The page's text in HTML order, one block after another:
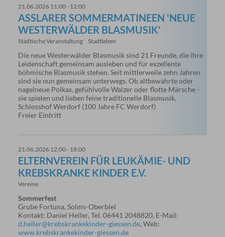
21.06.2026 11:00 - 12:00
ASSLARER SOMMERMATINEEN 'NEUE W
ESTERWÄLDER BLASMUSIK'
Städtische Veranstaltung Stadtleben
Die neue Westerwälder Blasmusik sind 21 Freunde, die ihre
Leidenschaft gemeinsam ausleben und für exzellente
böhmische Blasmusik stehen. Seit mittlerweile zehn Jahren
sind sie nun gemeinsam unterwegs. Ob altbewährte oder
nagelneue Polkas, gefühlvolle Walzer oder flotte Märsche -
sie spielen und lieben feine traditionelle Blasmusik.
Schlosshof Werdorf (100 Jahre FC Werdorf)
Freier Eintritt
21.06.2026 12:00 - 18:00
ELTERNVEREIN FÜR LEUKÄMIE- UND
KREBSKRANKE KINDER E.V.
Vereine
Sommerfest
Grube Fortuna, Solms-Oberbiel
Kontakt: Daniel Heller, Tel. 06441 2048820, E-Mail:
d.heller@krebskrankekinder-giessen.de, Web:
www.krebskrankekinder-giessen.de